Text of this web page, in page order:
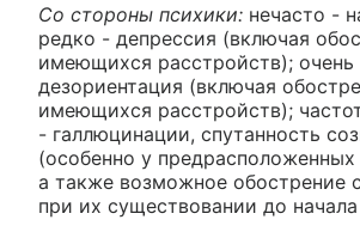
Со стороны психики: нечасто -
редко - депрессия (включая
имеющихся расстройств);
дезориентация (включая
имеющихся расстройств);
- галлюцинации, спутанность
(особенно у предрасположенных
а также возможное обострение
при их существовании до